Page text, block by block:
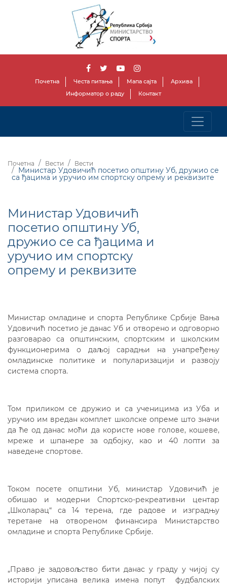
Почетна Честа питања Мапа сајта
Архива
Информатор о раду
Контакт
Почетна Вести Вести
Министар Удовичић посетио општину Уб, дружио се
са ђацима и уручио им спортску опрему и реквизите
Министар Удовичић
посетио општину Уб,
дружио се са ђацима и
уручио им спортску
опрему и реквизите
Министар омладине и спорта Републике Србије Вања
Удовичић посетио је данас Уб и отворено и одговорно
разговарао са општинским, спортским и школским
функционерима о даљој сарадњи на унапређењу
омладинске политике и популаризацији и развоју
система спорта.
Том приликом се дружио и са ученицима из Уба и
уручио им вредан комплет школске опреме што значи
да ће од данас моћи да користе нове голове, кошеве,
мреже и шпанере за одбојку, као и 40 лопти за
наведене спортове.
Током посете општини Уб, министар Удовичић је
обишао и модерни Спортско-рекреативни центар
„Школарац“ са 14 терена, где радове и изградњу
теретане на отвореном финансира Министарство
омладине и спорта Републике Србије.
„Право је задовољство бити данас у граду у чијој су
историји уписана велика имена попут фудбалских